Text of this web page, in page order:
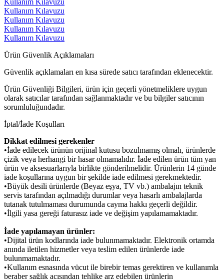
Kullanım Kılavuzu
Kullanım Kılavuzu
Kullanım Kılavuzu
Kullanım Kılavuzu
Ürün Güvenlik Açıklamaları
Güvenlik açıklamaları en kısa sürede satıcı tarafından eklenecektir.
Ürün Güvenliği Bilgileri, ürün için geçerli yönetmeliklere uygun
olarak satıcılar tarafından sağlanmaktadır ve bu bilgiler satıcının
sorumluluğundadır.
İptal/İade Koşulları
Dikkat edilmesi gerekenler
•İade edilecek ürünün orijinal kutusu bozulmamış olmalı, ürünlerde
çizik veya herhangi bir hasar olmamalıdır. İade edilen ürün tüm yan
ürün ve aksesuarlarıyla birlikte gönderilmelidir. Ürünlerin 14 günde
iade koşullarına uygun bir şekilde iade edilmesi gerekmektedir.
•Büyük desili ürünlerde (Beyaz eşya, TV vb.) ambalajın teknik
servis tarafından açılmadığı durumlar veya hasarlı ambalajlarda
tutanak tutulmaması durumunda cayma hakkı geçerli değildir.
•İlgili yasa gereği faturasız iade ve değişim yapılamamaktadır.
İade yapılamayan ürünler:
•Dijital ürün kodlarında iade bulunmamaktadır. Elektronik ortamda
anında iletilen hizmetler veya teslim edilen ürünlerde iade
bulunmamaktadır.
•Kullanım esnasında vücut ile birebir temas gerektiren ve kullanımla
beraber sağlık açısından tehlike arz edebilen ürünlerin